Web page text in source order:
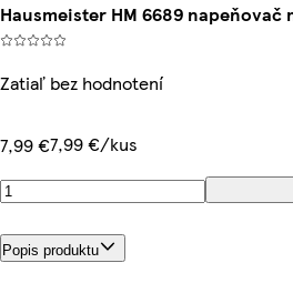
Hausmeister HM 6689 napeňovač
Zatiaľ bez hodnotení
7,99 €7,99 €/kus
Popis produktu